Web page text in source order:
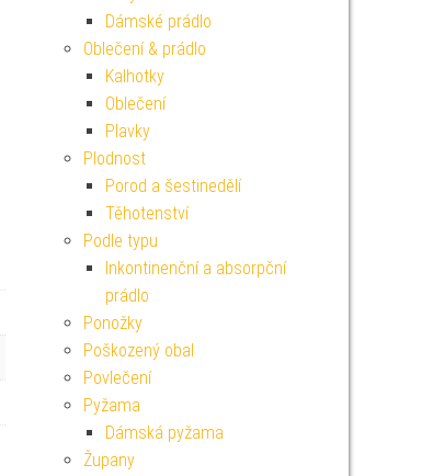
Dámské prádlo
Oblečení & prádlo
Kalhotky
Oblečení
Plavky
Plodnost
Porod a šestinedělí
Těhotenství
Podle typu
Inkontinenční a absorpční
prádlo
Ponožky
Poškozený obal
Povlečení
Pyžama
Dámská pyžama
Župany